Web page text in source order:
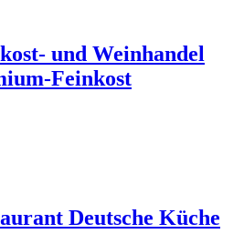
und Weinhandel
Feinkost
Deutsche Küche